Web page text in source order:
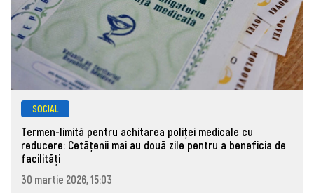
SOCIAL
Termen-limită pentru achitarea poliței medicale cu
reducere: Cetățenii mai au două zile pentru a beneficia de
facilități
30 martie 2026, 15:03